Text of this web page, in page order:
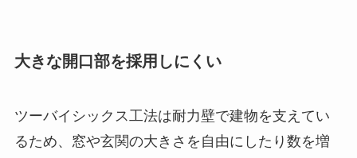
大きな開口部を採用しにくい
ツーバイシックス工法は耐力壁で建物を支えてい
るため、窓や玄関の大きさを自由にしたり数を増